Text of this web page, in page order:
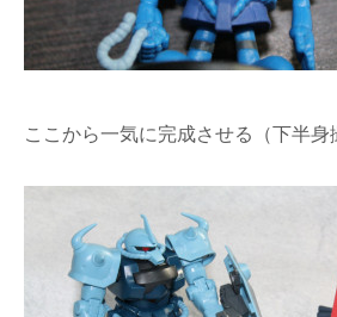
ここから一気に完成させる（下半身